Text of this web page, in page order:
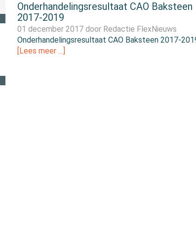
Onderhandelingsresultaat CAO Baksteen
2017-2019
01 december 2017 door Redactie FlexNieuws
Onderhandelingsresultaat CAO Baksteen 2017-
[Lees meer …]